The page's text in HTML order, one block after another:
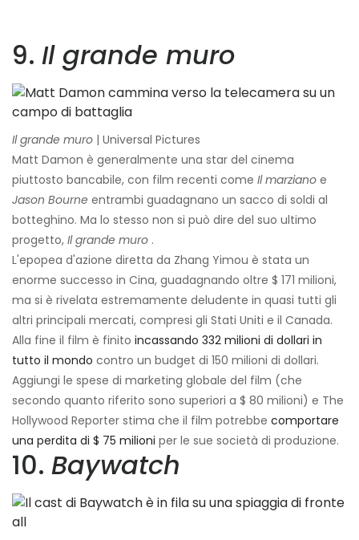
9. Il grande muro
Il grande muro | Universal Pictures
Matt Damon è generalmente una star del cinema
piuttosto bancabile, con film recenti come Il marziano e
Jason Bourne entrambi guadagnano un sacco di soldi al
botteghino. Ma lo stesso non si può dire del suo ultimo
progetto, Il grande muro .
L'epopea d'azione diretta da Zhang Yimou è stata un
enorme successo in Cina, guadagnando oltre $ 171 milioni,
ma si è rivelata estremamente deludente in quasi tutti gli
altri principali mercati, compresi gli Stati Uniti e il Canada.
Alla fine il film è finito incassando 332 milioni di dollari in
tutto il mondo contro un budget di 150 milioni di dollari.
Aggiungi le spese di marketing globale del film (che
secondo quanto riferito sono superiori a $ 80 milioni) e The
Hollywood Reporter stima che il film potrebbe comportare
una perdita di $ 75 milioni per le sue società di produzione.
10. Baywatch